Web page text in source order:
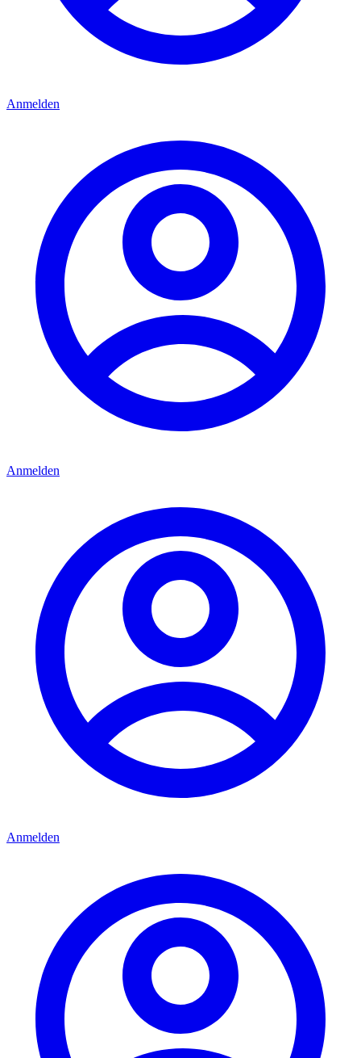
Anmelden
Anmelden
Anmelden